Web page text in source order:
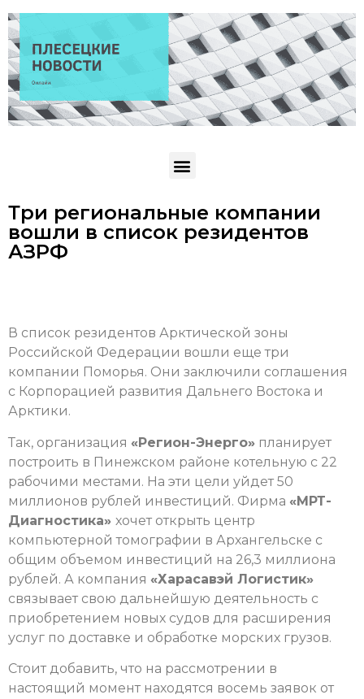
Три региональные компании
вошли в список резидентов
АЗРФ
В список резидентов Арктической зоны
Российской Федерации вошли еще три
компании Поморья. Они заключили соглашения
с Корпорацией развития Дальнего Востока и
Арктики.
Так, организация «Регион-Энерго» планирует
построить в Пинежском районе котельную с 22
рабочими местами. На эти цели уйдет 50
миллионов рублей инвестиций. Фирма «МРТ-
Диагностика» хочет открыть центр
компьютерной томографии в Архангельске с
общим объемом инвестиций на 26,3 миллиона
рублей. А компания «Харасавэй Логистик»
связывает свою дальнейшую деятельность с
приобретением новых судов для расширения
услуг по доставке и обработке морских грузов.
Стоит добавить, что на рассмотрении в
настоящий момент находятся восемь заявок от